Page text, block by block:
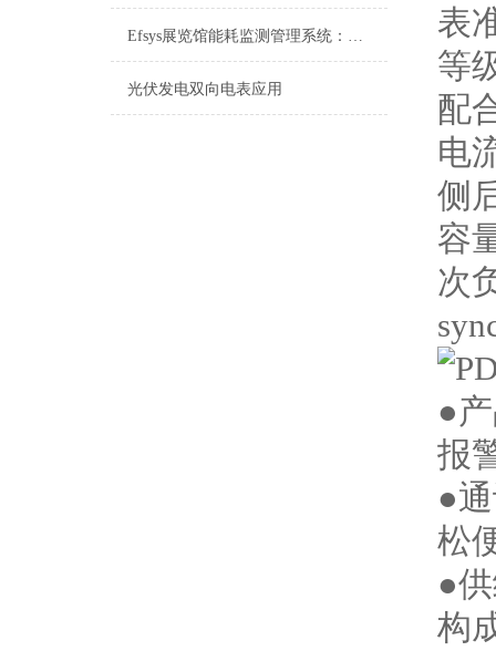
Efsys展览馆能耗监测管理系统：能效优化与绿色展览新篇章
光伏发电双向电表应用
表
等
配
电
侧
容
次
●
报
●
松
●
构